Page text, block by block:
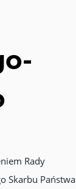
Rady
Skarbu Państwa